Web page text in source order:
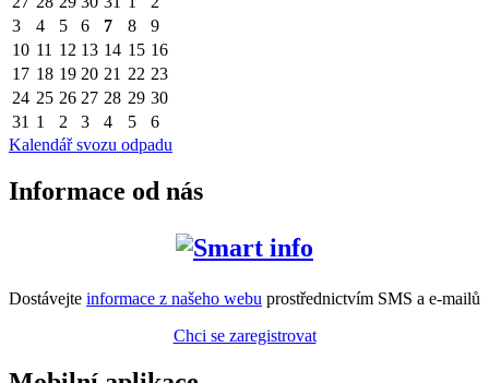
3
4 5 6 7 8
9
10 11 12 13 14 15 16
17 18 19 20 21 22 23
24 25 26 27 28 29 30
31 1 2 3 4 5
6
Kalendář svozu odpadu
Informace od nás
Dostávejte informace z našeho webu prostřednictvím SMS a e-mailů
Chci se zaregistrovat